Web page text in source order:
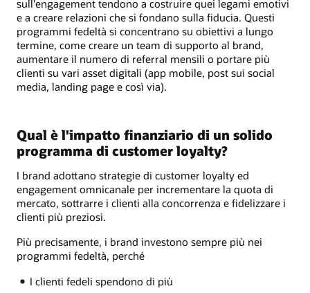
sull'engagement tendono a costruire quei legami emotivi
e a creare relazioni che si fondano sulla fiducia. Questi
programmi fedeltà si concentrano su obiettivi a lungo
termine, come creare un team di supporto al brand,
aumentare il numero di referral mensili o portare più
clienti su vari asset digitali (app mobile, post sui social
media, landing page e così via).
Qual è l'impatto finanziario di un solido
programma di customer loyalty?
I brand adottano strategie di customer loyalty ed
engagement omnicanale per incrementare la quota di
mercato, sottrarre i clienti alla concorrenza e fidelizzare i
clienti più preziosi.
Più precisamente, i brand investono sempre più nei
programmi fedeltà, perché
I clienti fedeli spendono di più